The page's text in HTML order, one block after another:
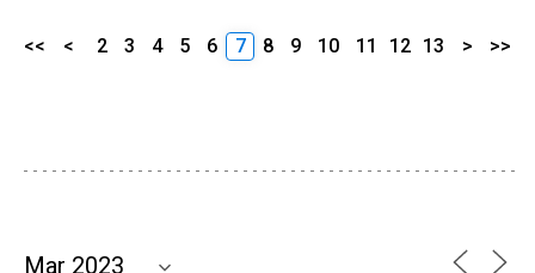
<< < 2 3 4 5 6 7 8 9 10 11 12 13 > >>